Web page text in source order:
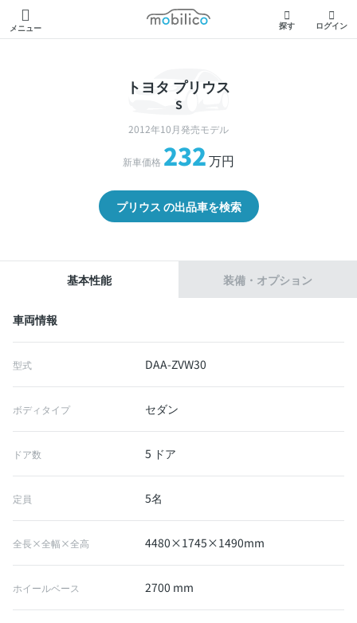
メニュー
モビリコ
探す ログイン
トヨタ プリウス
S
2012年10月発売モデル
新車価格 232万円
プリウス の出品車を検索
基本性能 装備・オプション
車両情報
型式 DAA-ZVW30
ボディタイプ セダン
ドア数 5 ドア
定員 5名
全長×全幅×全高 4480×1745×1490mm
ホイールベース 2700 mm